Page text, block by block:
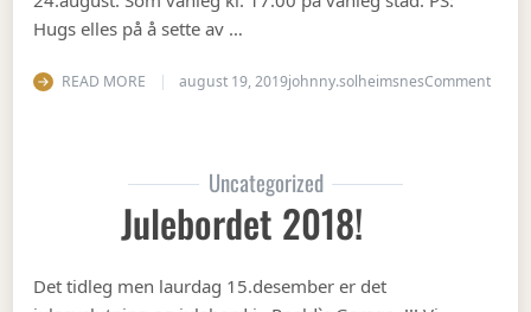
Hugs elles på å sette av …
READ MORE august 19, 2019johnny.solheimsnesCommenton
Uncategorized
Julebordet 2018!
Det tidleg men laurdag 15.desember er det